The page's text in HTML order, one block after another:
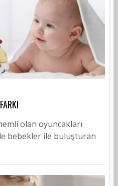
olan oyuncakları
bebekler ile buluşturan